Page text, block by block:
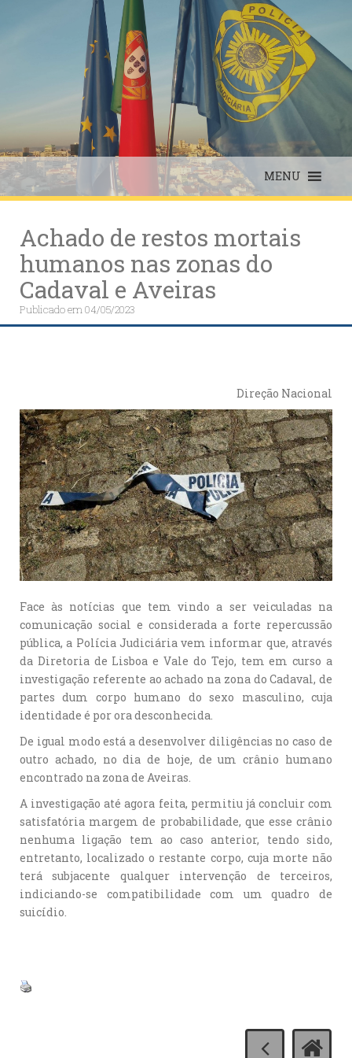
MENU
Achado de restos mortais
humanos nas zonas do
Cadaval e Aveiras
Publicado em04/05/2023
Direção Nacional
Face às notícias que tem vindo a ser veiculadas na
comunicação social e considerada a forte repercussão
pública, a Polícia Judiciária vem informar que, através
da Diretoria de Lisboa e Vale do Tejo, tem em curso a
investigação referente ao achado na zona do Cadaval, de
partes dum corpo humano do sexo masculino, cuja
identidade é por ora desconhecida.
De igual modo está a desenvolver diligências no caso de
outro achado, no dia de hoje, de um crânio humano
encontrado na zona de Aveiras.
A investigação até agora feita, permitiu já concluir com
satisfatória margem de probabilidade, que esse crânio
nenhuma ligação tem ao caso anterior, tendo sido,
entretanto, localizado o restante corpo, cuja morte não
terá subjacente qualquer intervenção de terceiros,
indiciando-se compatibilidade com um quadro de
suicídio.